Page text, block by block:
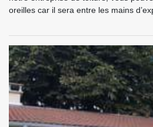
oreilles car il sera entre les mains